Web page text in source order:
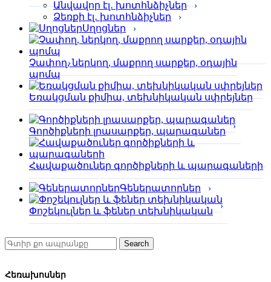
Անվավոր էլ․ խոտհնձիչներ
Ձեռքի էլ․ խոտհնձիչներ
Սղոցներ
Չափող, ներկող, մաքրող սարքեր, օդային
պոմպ
Եռակցման քիմիա, տեխնիկական սփրեյներ
Գործիքների լրասարքեր, պարագաներ
Հավաքածուներ գործիքների և պարագաների
Գեներատորներ
Փոշեկուլներ և ֆեներ տեխնիկական
Search
Հեռախոսներ